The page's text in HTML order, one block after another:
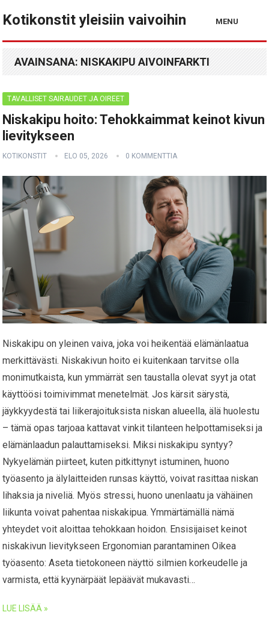
Kotikonstit yleisiin vaivoihin MENU
AVAINSANA: NISKAKIPU AIVOINFARKTI
TAVALLISET SAIRAUDET JA OIREET
Niskakipu hoito: Tehokkaimmat keinot kivun
lievitykseen
KOTIKONSTIT ELO 05, 2026 0 KOMMENTTIA
Niskakipu on yleinen vaiva, joka voi heikentää elämänlaatua
merkittävästi. Niskakivun hoito ei kuitenkaan tarvitse olla
monimutkaista, kun ymmärrät sen taustalla olevat syyt ja otat
käyttöösi toimivimmat menetelmät. Jos kärsit särystä,
jäykkyydestä tai liikerajoituksista niskan alueella, älä huolestu
– tämä opas tarjoaa kattavat vinkit tilanteen helpottamiseksi ja
elämänlaadun palauttamiseksi. Miksi niskakipu syntyy?
Nykyelämän piirteet, kuten pitkittynyt istuminen, huono
työasento ja älylaitteiden runsas käyttö, voivat rasittaa niskan
lihaksia ja niveliä. Myös stressi, huono unenlaatu ja vähäinen
liikunta voivat pahentaa niskakipua. Ymmärtämällä nämä
yhteydet voit aloittaa tehokkaan hoidon. Ensisijaiset keinot
niskakivun lievitykseen Ergonomian parantaminen Oikea
työasento: Aseta tietokoneen näyttö silmien korkeudelle ja
varmista, että kyynärpäät lepäävät mukavasti…
LUE LISÄÄ »